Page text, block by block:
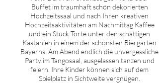
Buffet im traumhaft schön dekorierten
Hochzeitssaal und nach Ihren kreativen
Hochzeitsaktivitäten am Nachmittag Kaffee
und ein Stück Torte unter den schattigen
Kastanien in einem der schönsten Biergärten
Bayerns. Am Abend endlich die unvergessliche
Party im Tangosaal, ausgelassen tanzen und
feiern. Ihre Kinder können sich auf dem
Spielplatz in Sichtweite vergnügen.